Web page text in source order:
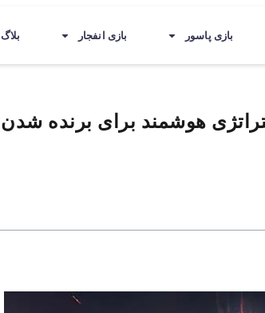
بازی پاسور بازی انفجار بلاگ
هوشمند برای برنده شدن